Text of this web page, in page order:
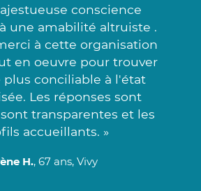
conscience
une amabilité altruiste .
à cette organisation
en oeuvre pour trouver
plus conciliable à l'état
Les réponses sont
transparentes et les
accueillants. »
H., 67 ans, Vivy